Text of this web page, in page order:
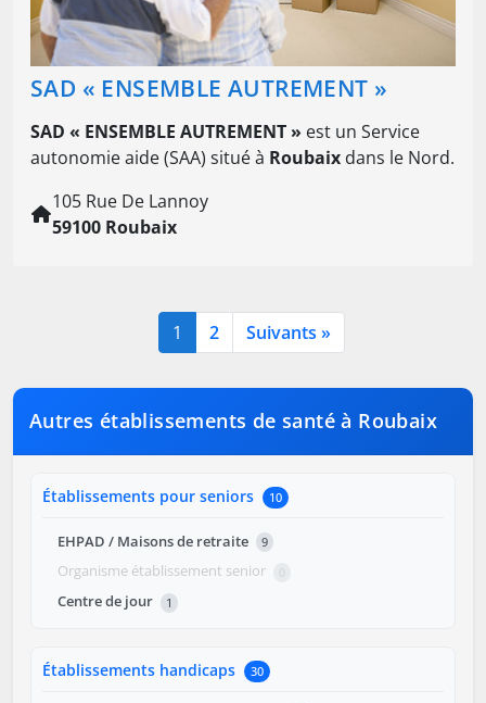
SAD « ENSEMBLE AUTREMENT »
SAD « ENSEMBLE AUTREMENT » est un Service
autonomie aide (SAA) situé à Roubaix dans le Nord.
105 Rue De Lannoy
59100 Roubaix
1 2 Suivants »
Autres établissements de santé à Roubaix
Établissements pour seniors 10
EHPAD / Maisons de retraite 9
Organisme établissement senior 0
Centre de jour 1
Établissements handicaps 30